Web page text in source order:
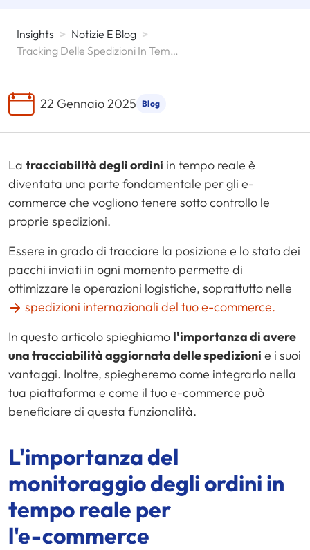
Insights > Notizie E Blog >
Tracking Delle Spedizioni In Tempo Reale Per L'e-Commerce: Come Migliorare La Gestione Della Logistica
22 Gennaio 2025 Blog
La tracciabilità degli ordini in tempo reale è
diventata una parte fondamentale per gli e-
commerce che vogliono tenere sotto controllo le
proprie spedizioni.
Essere in grado di tracciare la posizione e lo stato dei
pacchi inviati in ogni momento permette di
ottimizzare le operazioni logistiche, soprattutto nelle
spedizioni internazionali del tuo e-commerce.
In questo articolo spieghiamo l'importanza di avere
una tracciabilità aggiornata delle spedizioni e i suoi
vantaggi. Inoltre, spiegheremo come integrarlo nella
tua piattaforma e come il tuo e-commerce può
beneficiare di questa funzionalità.
L'importanza del
monitoraggio degli ordini in
tempo reale per
l'e-commerce